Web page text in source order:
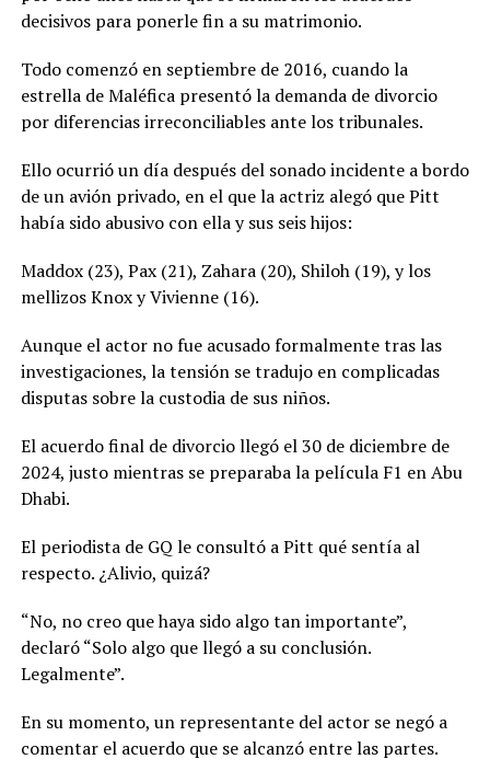
decisivos para ponerle fin a su matrimonio.
Todo comenzó en septiembre de 2016, cuando la
estrella de Maléfica presentó la demanda de divorcio
por diferencias irreconciliables ante los tribunales.
Ello ocurrió un día después del sonado incidente a bordo
de un avión privado, en el que la actriz alegó que Pitt
había sido abusivo con ella y sus seis hijos:
Maddox (23), Pax (21), Zahara (20), Shiloh (19), y los
mellizos Knox y Vivienne (16).
Aunque el actor no fue acusado formalmente tras las
investigaciones, la tensión se tradujo en complicadas
disputas sobre la custodia de sus niños.
El acuerdo final de divorcio llegó el 30 de diciembre de
2024, justo mientras se preparaba la película F1 en Abu
Dhabi.
El periodista de GQ le consultó a Pitt qué sentía al
respecto. ¿Alivio, quizá?
“No, no creo que haya sido algo tan importante”,
declaró “Solo algo que llegó a su conclusión.
Legalmente”.
En su momento, un representante del actor se negó a
comentar el acuerdo que se alcanzó entre las partes.